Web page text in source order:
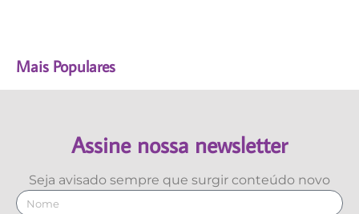
Mais Populares
Assine nossa newsletter
Seja avisado sempre que surgir conteúdo novo